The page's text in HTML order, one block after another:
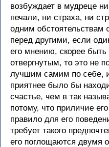
возбуждает в мудреце
печали, ни страха, ни
одним обстоятельствам
перед другими, если
его мнению, скорее
отвергнутым, то это не
лучшим самим по себе,
приятнее было бы
счастье, чем в так
потому, что приличие
правило для его
требует такого
его поглощаются двумя